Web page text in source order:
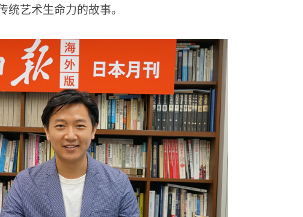
艺术生命力的故事。